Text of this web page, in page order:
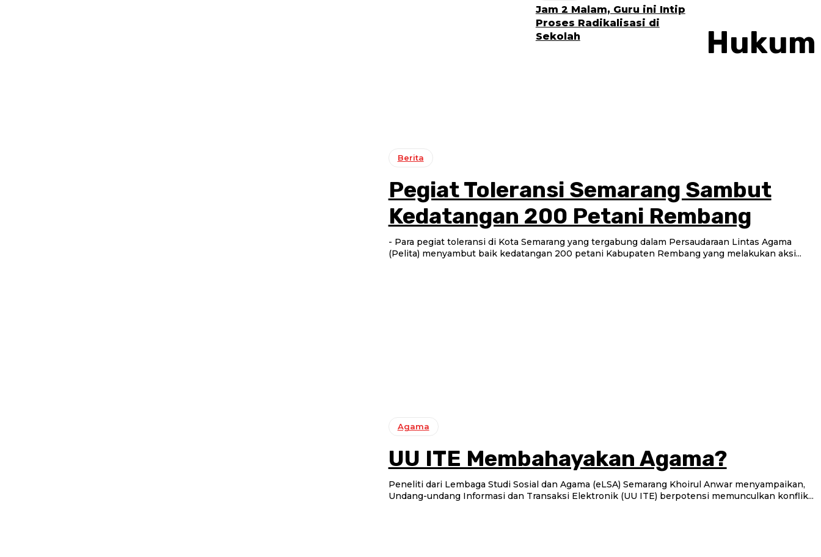
Jam 2 Malam, Guru ini Intip
Proses Radikalisasi di
Sekolah
Hukum
Berita
Pegiat Toleransi Semarang Sambut
Kedatangan 200 Petani Rembang
- Para pegiat toleransi di Kota Semarang yang tergabung dalam Persaudaraan Lintas Agama
(Pelita) menyambut baik kedatangan 200 petani Kabupaten Rembang yang melakukan aksi...
Agama
UU ITE Membahayakan Agama?
Peneliti dari Lembaga Studi Sosial dan Agama (eLSA) Semarang Khoirul Anwar menyampaikan,
Undang-undang Informasi dan Transaksi Elektronik (UU ITE) berpotensi memunculkan konflik...